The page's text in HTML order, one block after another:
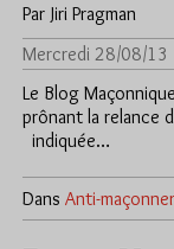
Par Jiri Pragman
Mercredi 28/08/13
Le Blog
prônant la relance
indiquée…
Dans Anti-